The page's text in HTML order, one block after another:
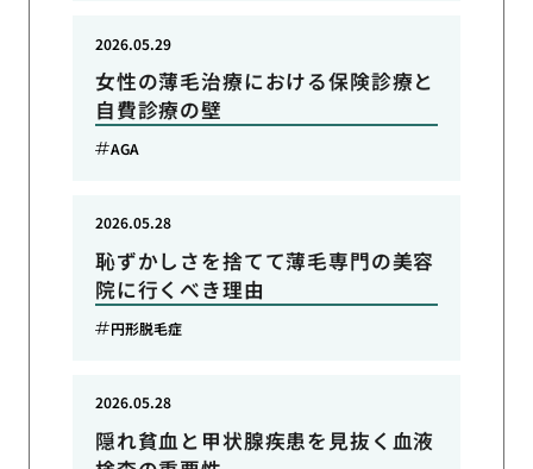
女性の薄毛治療における保険診療と
自費診療の壁
2026.05.29
AGA
恥ずかしさを捨てて薄毛専門の美容
院に行くべき理由
2026.05.28
円形脱毛症
隠れ貧血と甲状腺疾患を見抜く血液
2026.05.28